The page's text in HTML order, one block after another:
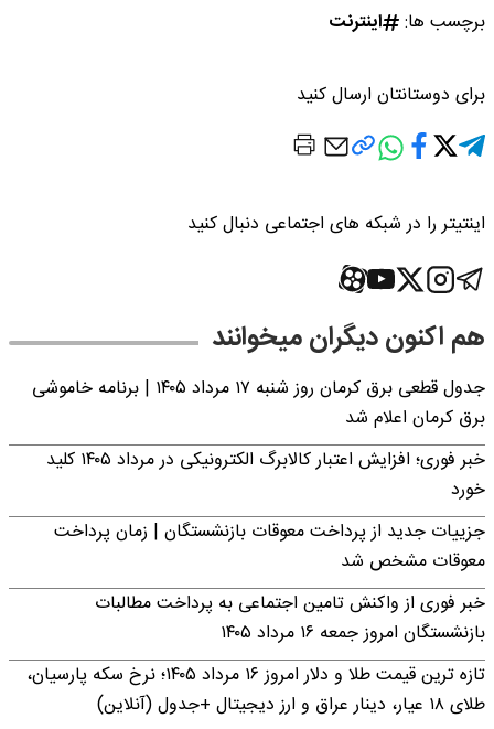
برچسب ها: اینترنت
برای دوستانتان ارسال کنید
اینتیتر را در شبکه های اجتماعی دنبال کنید
هم اکنون دیگران میخوانند
جدول قطعی برق کرمان روز شنبه ۱۷ مرداد ۱۴۰۵ | برنامه خاموشی
برق کرمان اعلام شد
خبر فوری؛ افزایش اعتبار کالابرگ الکترونیکی در مرداد ۱۴۰۵ کلید
خورد
جزییات جدید از پرداخت معوقات بازنشستگان | زمان پرداخت
معوقات مشخص شد
خبر فوری از واکنش تامین اجتماعی به پرداخت مطالبات
بازنشستگان امروز جمعه ۱۶ مرداد ۱۴۰۵
تازه ترین قیمت طلا و دلار امروز ۱۶ مرداد ۱۴۰۵؛ نرخ سکه پارسیان،
طلای ۱۸ عیار، دینار عراق و ارز دیجیتال +جدول (آنلاین)